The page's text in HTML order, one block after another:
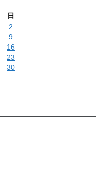
日
2
9
16
23
30